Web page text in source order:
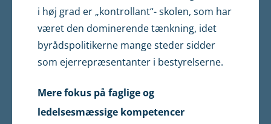
i høj grad er „kontrollant“- skolen, som har
været den dominerende tænkning, idet
byrådspolitikerne mange steder sidder
som ejerrepræsentanter i bestyrelserne.
Mere fokus på faglige og
ledelsesmæssige kompetencer